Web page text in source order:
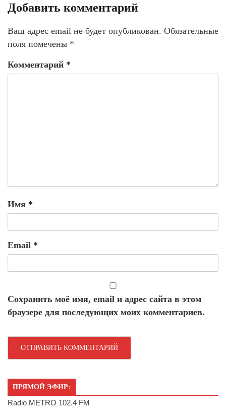
Добавить комментарий
Ваш адрес email не будет опубликован. Обязательные
поля помечены *
Комментарий *
Имя *
Email *
Сохранить моё имя, email и адрес сайта в этом
браузере для последующих моих комментариев.
ПРЯМОЙ ЭФИР:
Radio METRO 102.4 FM